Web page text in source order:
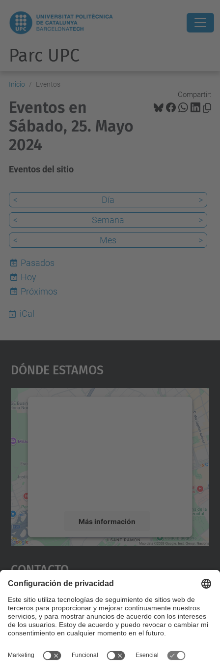
Parc UPC
Inicio Eventos
Compartir:
Eventos en
Sábado, 25. Mayo
2024
Eventos del sitio
< Día
>
<
Semana
>
<
Mes >
Pasados
7
Hoy
Próximos
iCal
Dónde Estamos
Más información
Aceptar
powered by
Contacto
Editad en la página "Contacto personalizado", que
encontraréis en la raíz de español, vuestros datos
personalizados de contacto.
Formulario de contacto